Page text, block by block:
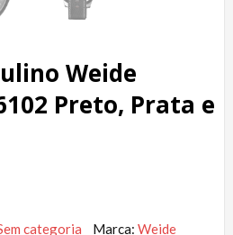
Weide
Preto, Prata e
categoria Marca: Weide